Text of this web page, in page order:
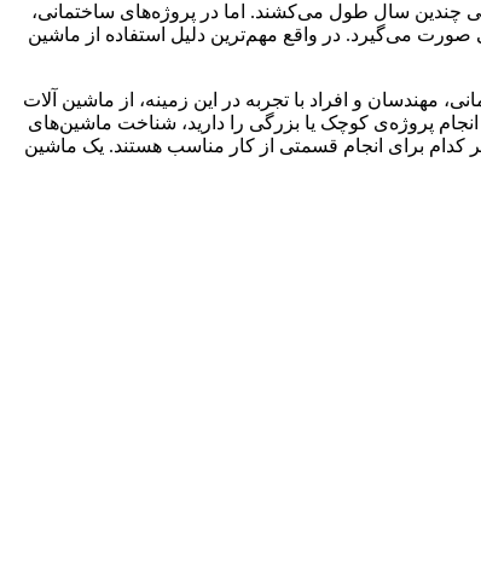
چندین سال طول می‌کشند. اما در پروژه‌های ساختمانی،
می‌گیرد. در واقع مهم‌ترین دلیل استفاده از ماشین
مهندسان و افراد با تجربه در این زمینه، از ماشین آلات
پروژه‌ی کوچک یا بزرگی را دارید، شناخت ماشین‌های
کدام برای انجام قسمتی از کار مناسب هستند. یک ماشین